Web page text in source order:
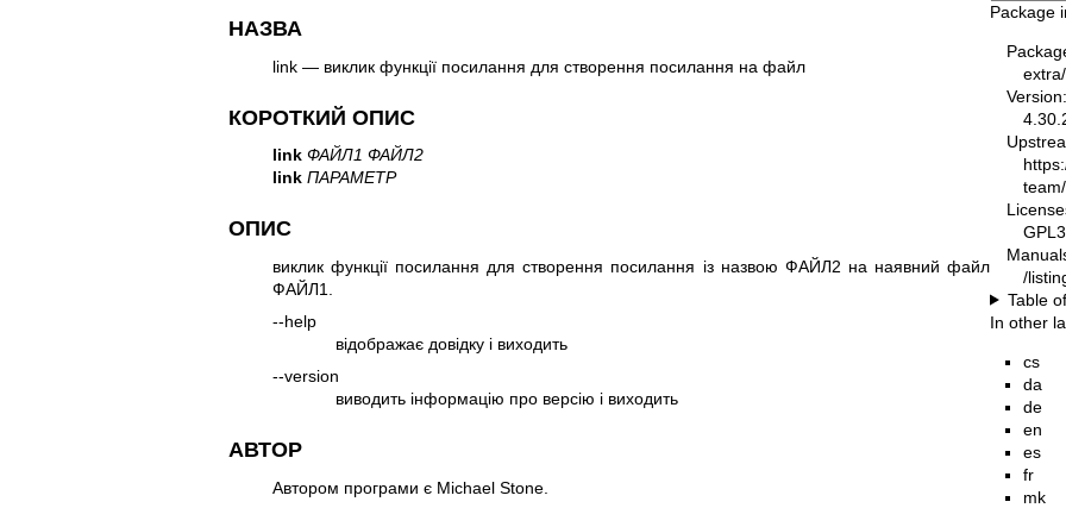
НАЗВА
link — виклик функції посилання для створення посилання на файл
КОРОТКИЙ ОПИС
link ФАЙЛ1 ФАЙЛ2
link ПАРАМЕТР
ОПИС
виклик функції посилання для створення посилання із назвою ФАЙЛ2 на наявний файл
ФАЙЛ1.
--help
відображає довідку і виходить
--version
виводить інформацію про версію і виходить
АВТОР
Автором програми є Michael Stone.
Package
Version:
GPL3
/
Table
In other
cs
da
de
en
es
fr
mk